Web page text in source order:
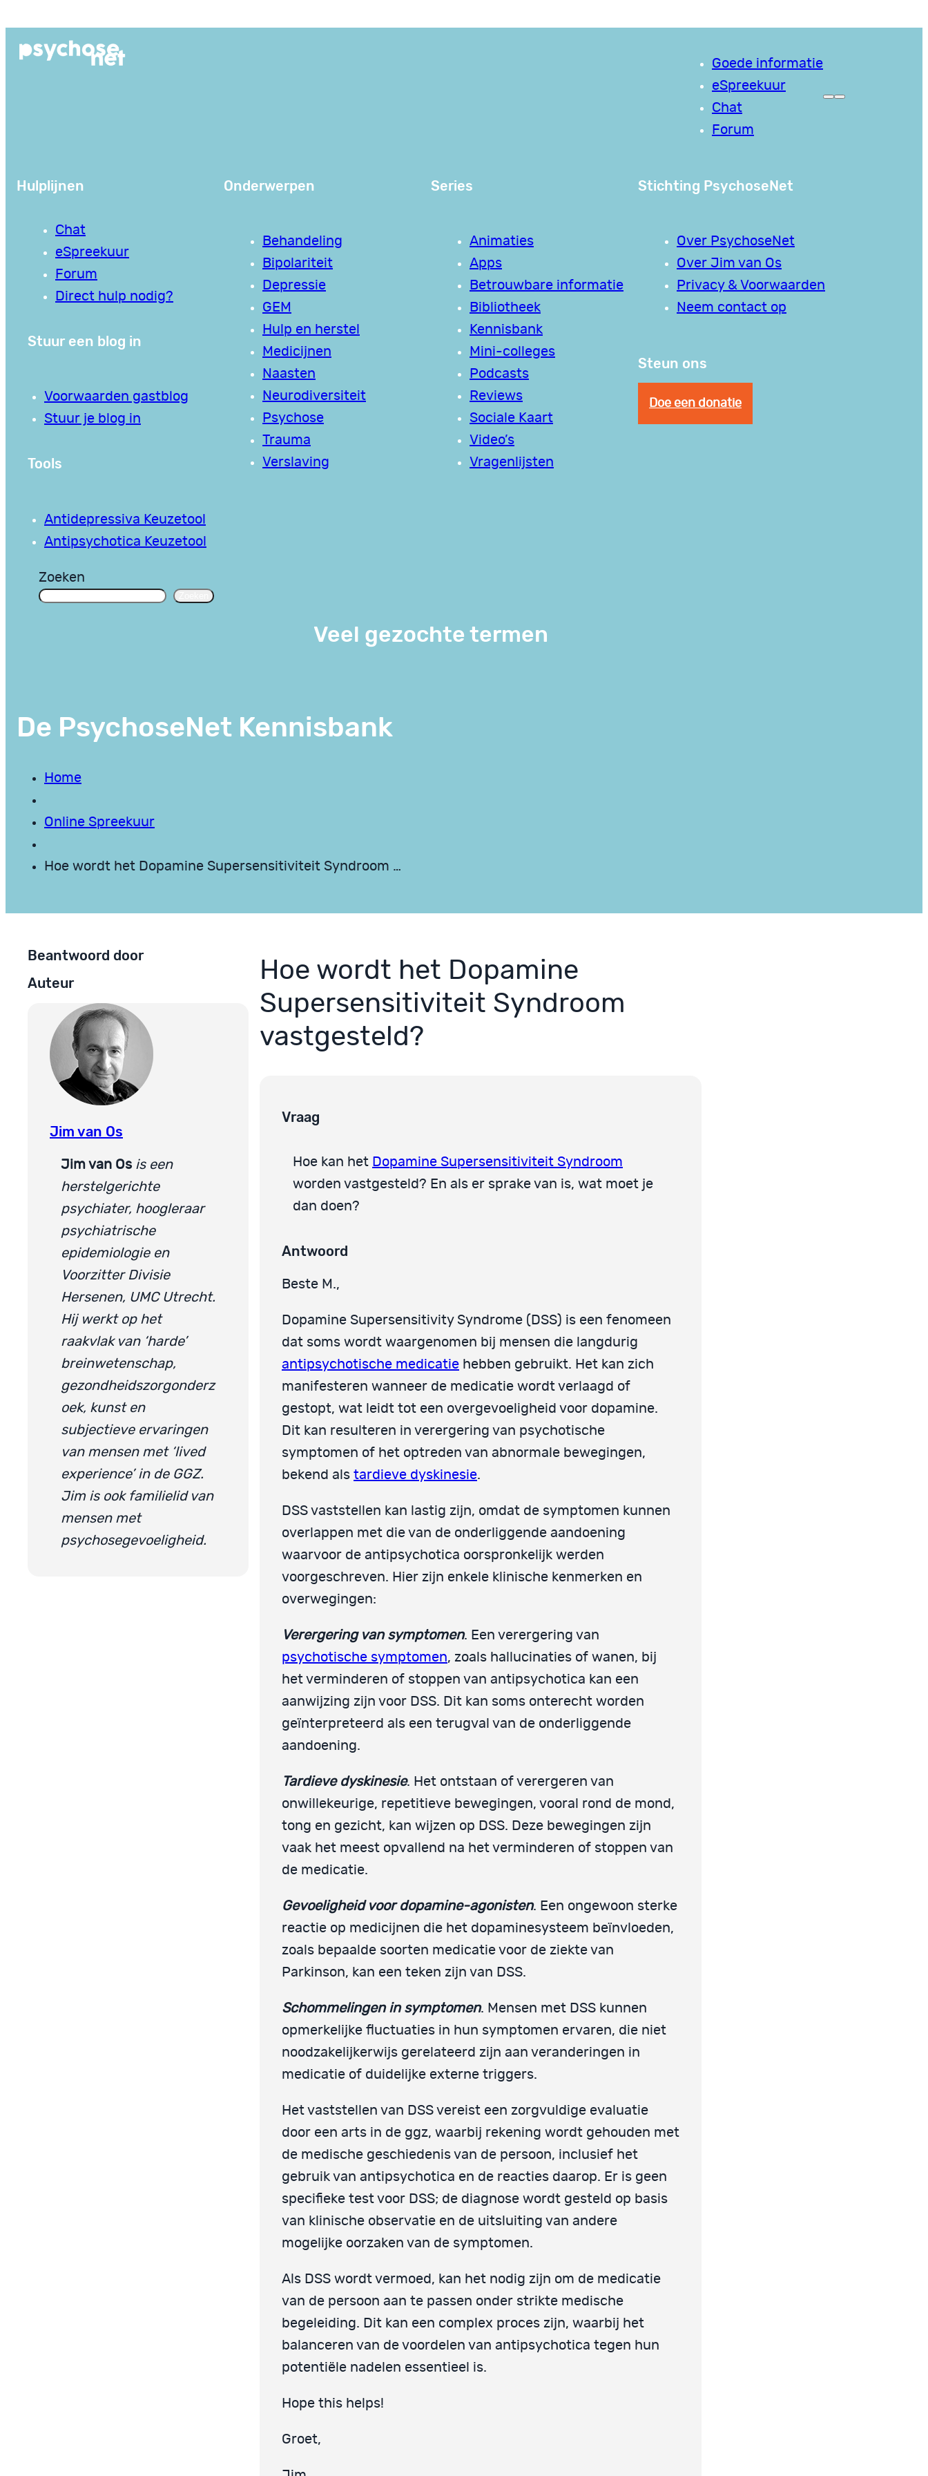
de
Goede informatie
eSpreekuur
Chat
Forum
Hulplijnen
Chat
eSpreekuur
Forum
Direct hulp nodig?
Stuur een blog in
Voorwaarden gastblog
Stuur je blog in
Tools
Antidepressiva Keuzetool
Antipsychotica Keuzetool
Onderwerpen
Behandeling
Bipolariteit
Depressie
GEM
Hulp en herstel
Medicijnen
Naasten
Neurodiversiteit
Psychose
Trauma
Verslaving
Series
Animaties
Apps
Betrouwbare informatie
Bibliotheek
Kennisbank
Mini-colleges
Podcasts
Reviews
Sociale Kaart
Video’s
Vragenlijsten
Stichting PsychoseNet
Over PsychoseNet
Over Jim van Os
Privacy & Voorwaarden
Neem contact op
Steun ons
Doe een donatie
Zoeken
Veel gezochte termen
De PsychoseNet Kennisbank
Home
Online Spreekuur
Hoe wordt het Dopamine Supersensitiviteit Syndroom …
Beantwoord door
Auteur
Jim van Os
Jim van Os is een
herstelgerichte
psychiater, hoogleraar
psychiatrische
epidemiologie en
Voorzitter Divisie
Hersenen, UMC Utrecht.
Hij werkt op het
raakvlak van ‘harde’
breinwetenschap,
gezondheidszorgonderz
oek, kunst en
subjectieve ervaringen
van mensen met ‘lived
experience’ in de GGZ.
Jim is ook familielid van
mensen met
psychosegevoeligheid.
Hoe wordt het Dopamine
Supersensitiviteit Syndroom
vastgesteld?
Vraag
Hoe kan het Dopamine Supersensitiviteit Syndroom
worden vastgesteld? En als er sprake van is, wat moet je
dan doen?
Antwoord
Beste M.,
Dopamine Supersensitivity Syndrome (DSS) is een fenomeen
dat soms wordt waargenomen bij mensen die langdurig
antipsychotische medicatie hebben gebruikt. Het kan zich
manifesteren wanneer de medicatie wordt verlaagd of
gestopt, wat leidt tot een overgevoeligheid voor dopamine.
Dit kan resulteren in verergering van psychotische
symptomen of het optreden van abnormale bewegingen,
bekend als tardieve dyskinesie.
DSS vaststellen kan lastig zijn, omdat de symptomen kunnen
overlappen met die van de onderliggende aandoening
waarvoor de antipsychotica oorspronkelijk werden
voorgeschreven. Hier zijn enkele klinische kenmerken en
overwegingen:
Verergering van symptomen. Een verergering van
psychotische symptomen, zoals hallucinaties of wanen, bij
het verminderen of stoppen van antipsychotica kan een
aanwijzing zijn voor DSS. Dit kan soms onterecht worden
geïnterpreteerd als een terugval van de onderliggende
aandoening.
Tardieve dyskinesie. Het ontstaan of verergeren van
onwillekeurige, repetitieve bewegingen, vooral rond de mond,
tong en gezicht, kan wijzen op DSS. Deze bewegingen zijn
vaak het meest opvallend na het verminderen of stoppen van
de medicatie.
Gevoeligheid voor dopamine-agonisten. Een ongewoon sterke
reactie op medicijnen die het dopaminesysteem beïnvloeden,
zoals bepaalde soorten medicatie voor de ziekte van
Parkinson, kan een teken zijn van DSS.
Schommelingen in symptomen. Mensen met DSS kunnen
opmerkelijke fluctuaties in hun symptomen ervaren, die niet
noodzakelijkerwijs gerelateerd zijn aan veranderingen in
medicatie of duidelijke externe triggers.
Het vaststellen van DSS vereist een zorgvuldige evaluatie
door een arts in de ggz, waarbij rekening wordt gehouden met
de medische geschiedenis van de persoon, inclusief het
gebruik van antipsychotica en de reacties daarop. Er is geen
specifieke test voor DSS; de diagnose wordt gesteld op basis
van klinische observatie en de uitsluiting van andere
mogelijke oorzaken van de symptomen.
Als DSS wordt vermoed, kan het nodig zijn om de medicatie
van de persoon aan te passen onder strikte medische
begeleiding. Dit kan een complex proces zijn, waarbij het
balanceren van de voordelen van antipsychotica tegen hun
potentiële nadelen essentieel is.
Hope this helps!
Groet,